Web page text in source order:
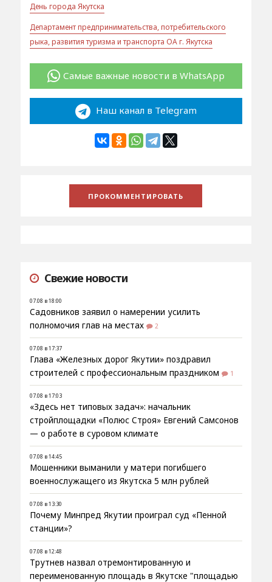
День города Якутска
Департамент предпринимательства, потребительского
рыка, развития туризма и транспорта ОА г. Якутска
Самые важные новости в WhatsApp
Наш канал в Telegram
Свежие новости
07.08 в 18:00
Садовников заявил о намерении усилить
полномочия глав на местах
2
07.08 в 17:37
Глава «Железных дорог Якутии» поздравил
строителей с профессиональным праздником
1
07.08 в 17:03
«Здесь нет типовых задач»: начальник
стройплощадки «Полюс Строя» Евгений Самсонов
— о работе в суровом климате
07.08 в 14:45
Мошенники выманили у матери погибшего
военнослужащего из Якутска 5 млн рублей
07.08 в 13:30
Почему Минпред Якутии проиграл суд «Пенной
станции»?
07.08 в 12:48
Трутнев назвал отремонтированную и
переименованную площадь в Якутске "площадью